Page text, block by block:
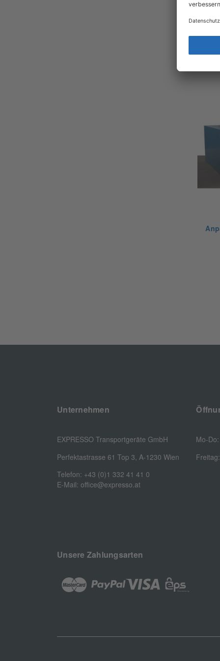
Unternehmen
EXPRESSO Transportgeräte GmbH
Perfektastrasse 61 Top 3, A-1230 Wien
Telefon: +43 (0)1 332 41 41 0
E-Mail: office@expresso.at
Mo-
Unsere Zahlungsarten